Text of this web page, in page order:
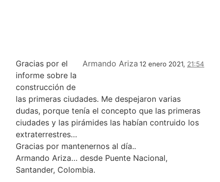
Armando Ariza 12 enero 2021, 21:54
Gracias por el
informe sobre la
construcción de
las primeras ciudades. Me despejaron varias
dudas, porque tenía el concepto que las primeras
ciudades y las pirámides las habían contruido los
extraterrestres…
Gracias por mantenernos al día..
Armando Ariza… desde Puente Nacional,
Santander, Colombia.